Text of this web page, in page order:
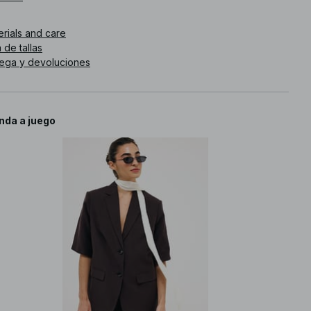
and care
de tallas
y devoluciones
a juego